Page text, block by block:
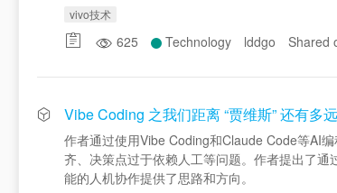
vivo技术
625 Technology lddgo Shared
Vibe Coding 之我们距离 “贾维斯” 还有多远
作者通过使用Vibe Coding和Claude Code等AI
齐、决策点过于依赖人工等问题。作者提出了
能的人机协作提供了思路和方向。